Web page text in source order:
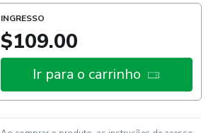
INGRESSO
$109.00
Ir para o carrinho